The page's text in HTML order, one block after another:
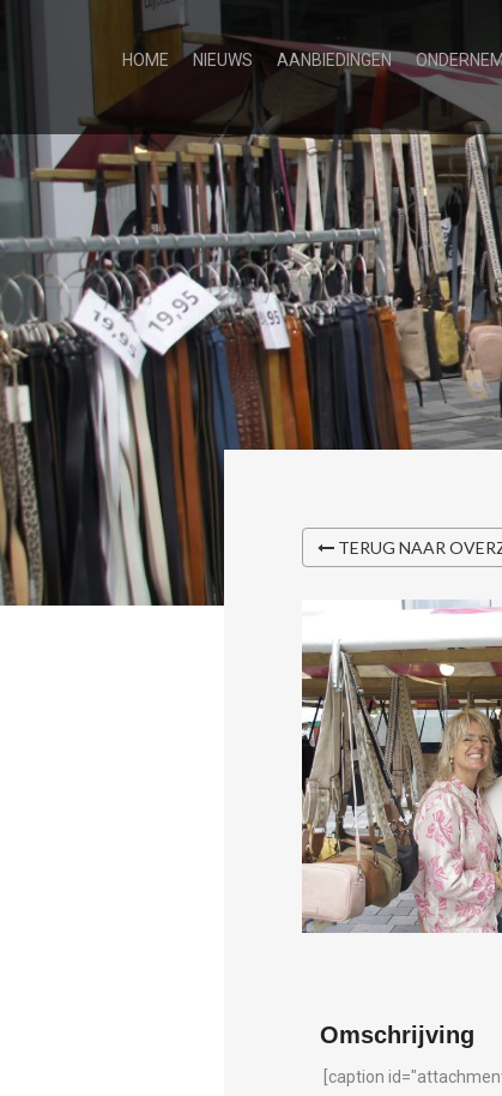
HOME NIEUWS AANBIEDINGEN
TERUG NAAR
Omschrijving
[caption